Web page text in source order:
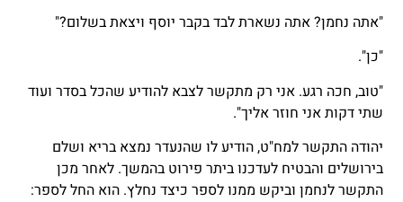
"אתה נחמן? אתה נשארת לבד בקבר יוסף ויצאת בשלום?"
"כן".
"טוב, חכה רגע. אני רק מתקשר לצבא להודיע שהכל בסדר ועוד
שתי דקות אני חוזר אליך".
יהודה התקשר למח"ט, הודיע לו שהנעדר נמצא בריא ושלם
בירושלים והבטיח לעדכנו ביתר פירוט בהמשך. לאחר מכן
התקשר לנחמן וביקש ממנו לספר כיצד נחלץ. הוא החל לספר: